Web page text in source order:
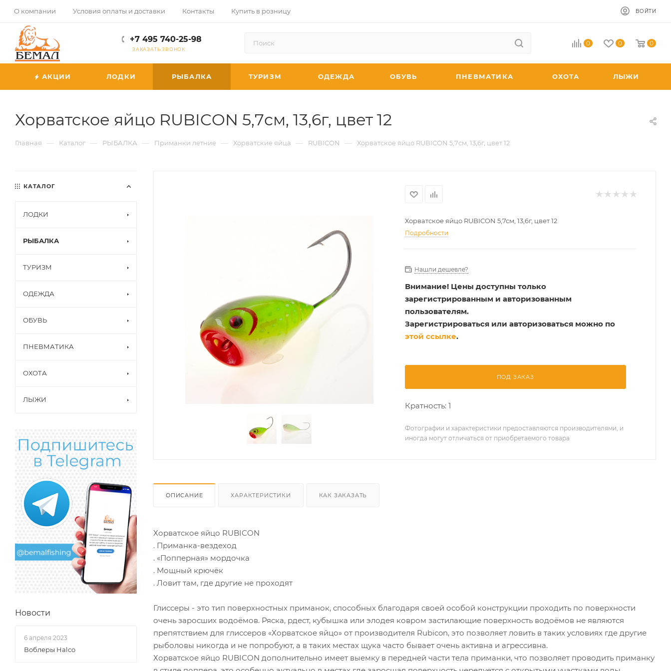
О компании Условия оплаты и доставки Контакты Купить в розницу ВОЙТИ
+7 495 740-25-98
ЗАКАЗАТЬ ЗВОНОК
0 0 0
АКЦИИ ЛОДКИ РЫБАЛКА ТУРИЗМ ОДЕЖДА ОБУВЬ ПНЕВМАТИКА ОХОТА ЛЫЖИ
Хорватское яйцо RUBICON 5,7см, 13,6г, цвет 12
Главная — Каталог — РЫБАЛКА — Приманки летние — Хорватские яйца — RUBICON — Хорватское яйцо RUBICON 5,7см, 13,6г, цвет 12
Хорватское яйцо RUBICON 5,7см, 13,6г, цвет 12
Подробности
Нашли дешевле?
Внимание! Цены доступны только
зарегистрированным и авторизованным
пользователям.
Зарегистрироваться или авторизоваться можно по
этой ссылке.
ПОД ЗАКАЗ
Кратность: 1
Фотографии и характеристики предоставляются производителями, и
иногда могут отличаться от приобретаемого товара
ОПИСАНИЕ ХАРАКТЕРИСТИКИ КАК ЗАКАЗАТЬ
Хорватское яйцо RUBICON
. Приманка-вездеход
. «Попперная» мордочка
. Мощный крючёк
. Ловит там, где другие не проходят
Глиссеры - это тип поверхностных приманок, способных благодаря своей особой конструкции проходить по поверхности
очень заросших водоёмов. Ряска, рдест, кубышка или элодея ковром застилающие поверхность водоёмов не являются
препятствием для глиссеров «Хорватское яйцо» от производителя Rubicon, это позволяет ловить в таких условиях где другие
рыболовы никогда и не попробуют, а в таких местах щука часто бывает очень активна и агрессивна.
Хорватское яйцо RUBICON дополнительно имеет выемку в передней части тела приманки, что позволяет проводить приманку
КАТАЛОГ
ЛОДКИ
РЫБАЛКА
ТУРИЗМ
ОДЕЖДА
ОБУВЬ
ПНЕВМАТИКА
ОХОТА
ЛЫЖИ
Новости
6 апреля 2023
Воблеры Halco